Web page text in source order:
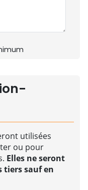
utilisées
ou pour
Elles ne seront
tiers sauf en